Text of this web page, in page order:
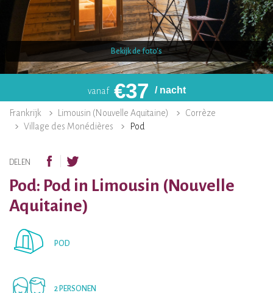
Bekijk de foto's
vanaf €37 / nacht
Frankrijk Limousin (Nouvelle Aquitaine)
Corrèze
Village des Monédières
Pod
DELEN
Pod: Pod in Limousin (Nouvelle
Aquitaine)
POD
2 PERSONEN